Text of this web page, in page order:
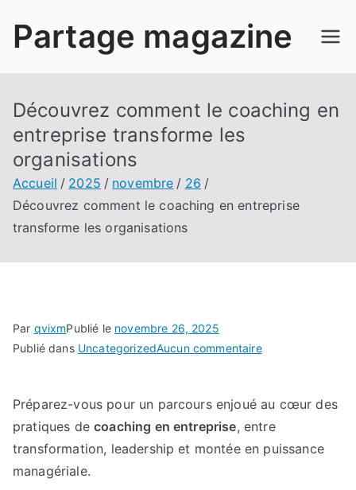
Partage magazine
Découvrez comment le coaching en
entreprise transforme les
organisations
Accueil 2025 novembre
26
Découvrez comment le coaching en entreprise
transforme les organisations
Par qvixmPublié le novembre 26, 2025
Publié dans UncategorizedAucun commentairesur
le
coaching
en
Préparez-vous pour un parcours enjoué au cœur des
pratiques decoaching en entreprise, entre
transformation, leadership et montée en puissance
managériale.